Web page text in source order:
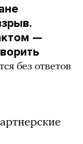
—
без ответов